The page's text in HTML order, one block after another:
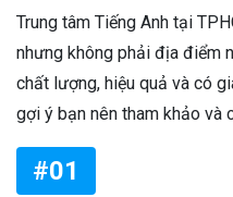
Trung tâm Tiếng Anh tại
nhưng không phải địa điểm
chất lượng, hiệu quả và có
gợi ý bạn nên tham khảo và
#01